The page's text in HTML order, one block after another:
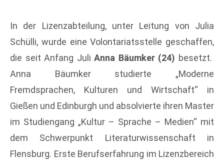
In der Lizenzabteilung, unter Leitung von Julia
Schülli, wurde eine Volontariatsstelle geschaffen,
die seit Anfang JuliAnna Bäumker (24) besetzt.
Anna Bäumker studierte „Moderne
Fremdsprachen, Kulturen und Wirtschaft“ in
Gießen und Edinburgh und absolvierte ihren Master
im Studiengang „Kultur – Sprache – Medien“ mit
dem Schwerpunkt Literaturwissenschaft in
Flensburg. Erste Berufserfahrung im Lizenzbereich